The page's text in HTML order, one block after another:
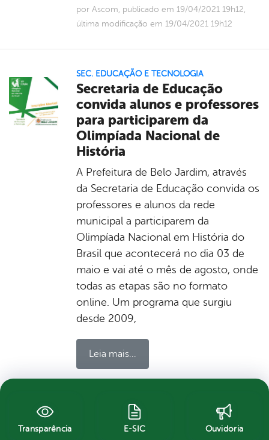
por Ascom, publicado em 19/04/2021 19h12,
última modificação em 19/04/2021 19h12
SEC. EDUCAÇÃO E TECNOLOGIA
Secretaria de Educação
convida alunos e professores
para participarem da
Olimpíada Nacional de
História
A Prefeitura de Belo Jardim, através
da Secretaria de Educação convida os
professores e alunos da rede
municipal a participarem da
Olimpíada Nacional em História do
Brasil que acontecerá no dia 03 de
maio e vai até o mês de agosto, onde
todas as etapas são no formato
online. Um programa que surgiu
desde 2009,
Leia mais...
Transparência E-SIC Ouvidoria